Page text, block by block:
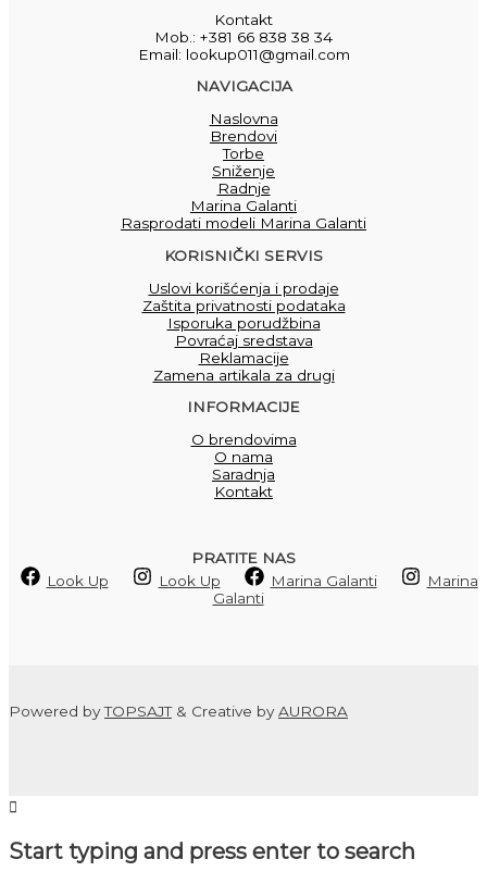
Kontakt
Mob.: +381 66 838 38 34
Email: lookup011@gmail.com
NAVIGACIJA
Naslovna
Brendovi
Torbe
Sniženje
Radnje
Marina Galanti
Rasprodati modeli Marina Galanti
KORISNIČKI SERVIS
Uslovi korišćenja i prodaje
Zaštita privatnosti podataka
Isporuka porudžbina
Povraćaj sredstava
Reklamacije
Zamena artikala za drugi
INFORMACIJE
O brendovima
O nama
Saradnja
Kontakt
PRATITE NAS
Look Up
Look Up Marina Galanti
Marina
Galanti
Powered byTOPSAJT& Creative byAURORA
Start typing and press enter to search